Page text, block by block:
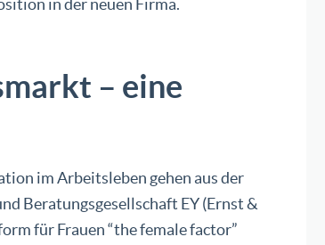
in der neuen Firma.
– eine
im Arbeitsleben gehen aus der
Beratungsgesellschaft EY (Ernst &
für Frauen “the female factor”